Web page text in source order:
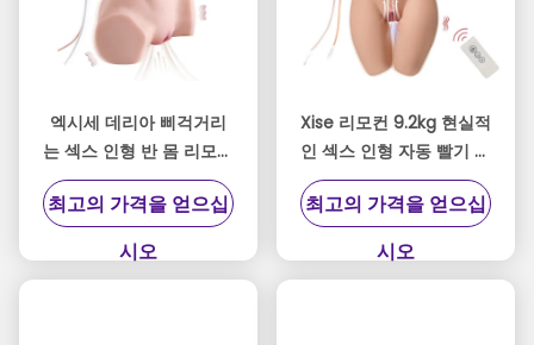
엑시세 데리아 삐걱거리
는 섹스 인형 반 몸 리모컨
이 있는 섹스 인형
최고의 가격을 얻으십
시오
Xise 리모컨 9.2kg 현실적
인 섹스 인형 자동 빨기 진
동성 섹스 인형
최고의 가격을 얻으십
시오